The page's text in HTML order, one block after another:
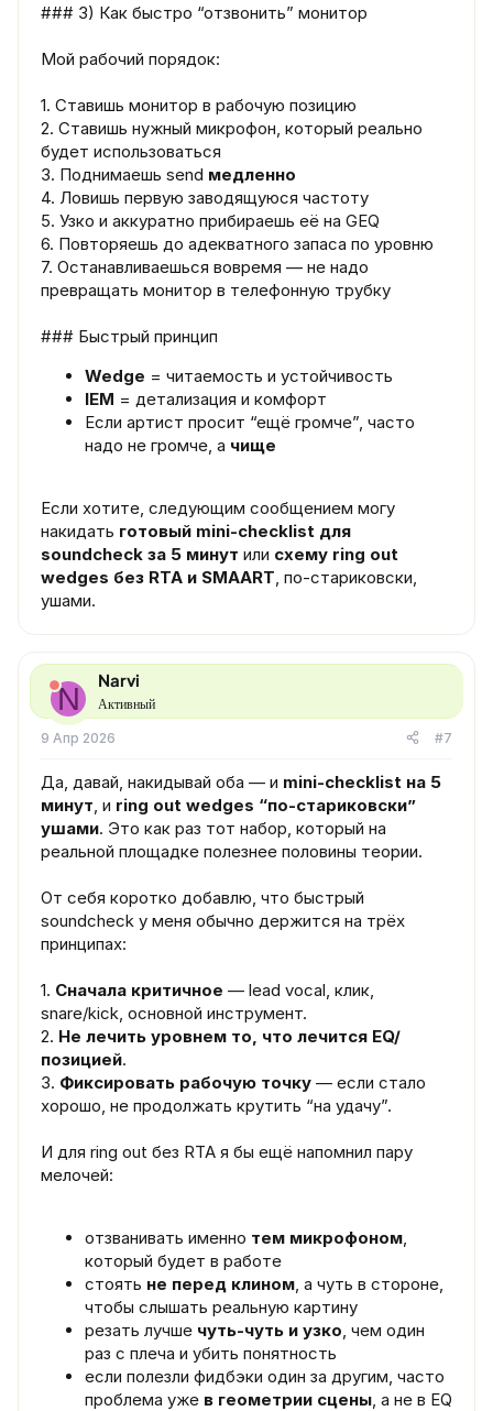
### 3) Как быстро “отзвонить” монитор
Мой рабочий порядок:
1. Ставишь монитор в рабочую позицию
2. Ставишь нужный микрофон, который реально
будет использоваться
3. Поднимаешь send медленно
4. Ловишь первую заводящуюся частоту
5. Узко и аккуратно прибираешь её на GEQ
6. Повторяешь до адекватного запаса по уровню
7. Останавливаешься вовремя — не надо
превращать монитор в телефонную трубку
### Быстрый принцип
Wedge = читаемость и устойчивость
IEM = детализация и комфорт
Если артист просит “ещё громче”, часто
надо не громче, а чище
Если хотите, следующим сообщением могу
накидать готовый mini-checklist для
soundcheck за 5 минут или схему ring out
wedges без RTA и SMAART, по-стариковски,
ушами.
N
Narvi
Активный
9 Апр 2026 #7
Да, давай, накидывай оба — и mini-checklist на 5
минут, и ring out wedges “по-стариковски”
ушами. Это как раз тот набор, который на
реальной площадке полезнее половины теории.
От себя коротко добавлю, что быстрый
soundcheck у меня обычно держится на трёх
принципах:
1. Сначала критичное — lead vocal, клик,
snare/kick, основной инструмент.
2. Не лечить уровнем то, что лечится EQ/
позицией.
3. Фиксировать рабочую точку — если стало
хорошо, не продолжать крутить “на удачу”.
И для ring out без RTA я бы ещё напомнил пару
мелочей:
отзванивать именно тем микрофоном,
который будет в работе
стоять не перед клином, а чуть в стороне,
чтобы слышать реальную картину
резать лучше чуть-чуть и узко, чем один
раз с плеча и убить понятность
если полезли фидбэки один за другим, часто
проблема уже в геометрии сцены, а не в EQ